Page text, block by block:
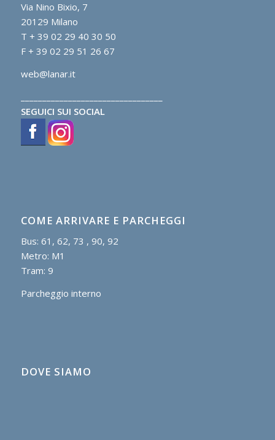
Via Nino Bixio, 7
20129 Milano
T + 39 02 29 40 30 50
F + 39 02 29 51 26 67
web@lanar.it
SEGUICI SUI SOCIAL
COME ARRIVARE E PARCHEGGI
Bus: 61, 62, 73 , 90, 92
Metro: M1
Tram: 9
Parcheggio interno
DOVE SIAMO